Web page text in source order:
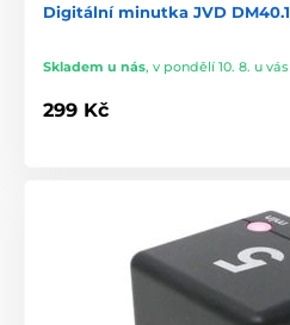
Digitální minutka JVD DM40.1
Skladem u nás, v pondělí 10. 8. u vás
299 Kč